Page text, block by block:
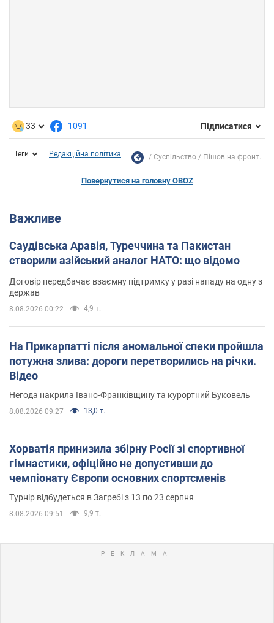
33 1091 Підписатися
Теги Редакційна політика Суспільство Пішов на фронт...
Повернутися на головну OBOZ
Важливе
Саудівська Аравія, Туреччина та Пакистан
створили азійський аналог НАТО: що відомо
Договір передбачає взаємну підтримку у разі нападу на одну з
держав
8.08.2026 00:22 4,9 т.
На Прикарпатті після аномальної спеки пройшла
потужна злива: дороги перетворились на річки.
Відео
Негода накрила Івано-Франківщину та курортний Буковель
8.08.2026 09:27 13,0 т.
Хорватія принизила збірну Росії зі спортивної
гімнастики, офіційно не допустивши до
чемпіонату Європи основних спортсменів
Турнір відбудеться в Загребі з 13 по 23 серпня
8.08.2026 09:51 9,9 т.